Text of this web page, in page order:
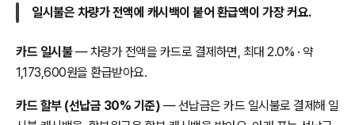
일시불은 차량가 전액에 캐시백이 붙어 환급액이 가장 커요.
카드 일시불— 차량가 전액을 카드로 결제하면, 최대 2.0% · 약
1,173,600원을 환급받아요.
카드 할부 (선납금 30% 기준) — 선납금은 카드 일시불로 결제해 일